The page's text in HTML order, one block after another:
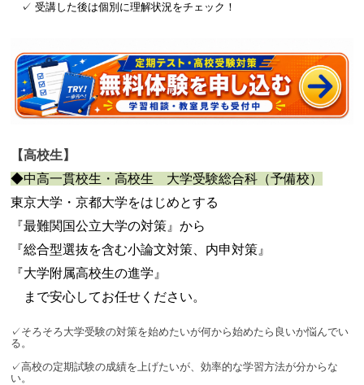
✓ 受講した後は個別に理解状況をチェック！
【高校生】
◆中高一貫校生・高校生 大学受験総合科（予備校）
東京大学・京都大学をはじめとする
『最難関国公立大学の対策』から
『総合型選抜を含む小論文対策、内申対策』
『大学附属高校生の進学』
まで安心してお任せください。
✓そろそろ大学受験の対策を始めたいが何から始めたら良いか悩んでい
る。
✓高校の定期試験の成績を上げたいが、効率的な学習方法が分からな
い。